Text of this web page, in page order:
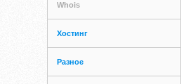
Whois
Хостинг
Разное